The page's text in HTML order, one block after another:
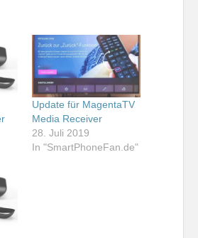
Update für MagentaTV
Media Receiver
28. Juli 2019
In "SmartPhoneFan.de"